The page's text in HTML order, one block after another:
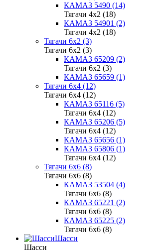
КАМАЗ 5490 (14)
Тягачи 4x2 (18)
КАМАЗ 54901 (2)
Тягачи 4x2 (18)
Тягачи 6x2 (3)
Тягачи 6x2 (3)
КАМАЗ 65209 (2)
Тягачи 6x2 (3)
КАМАЗ 65659 (1)
Тягачи 6x4 (12)
Тягачи 6x4 (12)
КАМАЗ 65116 (5)
Тягачи 6x4 (12)
КАМАЗ 65206 (5)
Тягачи 6x4 (12)
КАМАЗ 65656 (1)
КАМАЗ 65806 (1)
Тягачи 6x4 (12)
Тягачи 6x6 (8)
Тягачи 6x6 (8)
КАМАЗ 53504 (4)
Тягачи 6x6 (8)
КАМАЗ 65221 (2)
Тягачи 6x6 (8)
КАМАЗ 65225 (2)
Тягачи 6x6 (8)
Шасси
Шасси